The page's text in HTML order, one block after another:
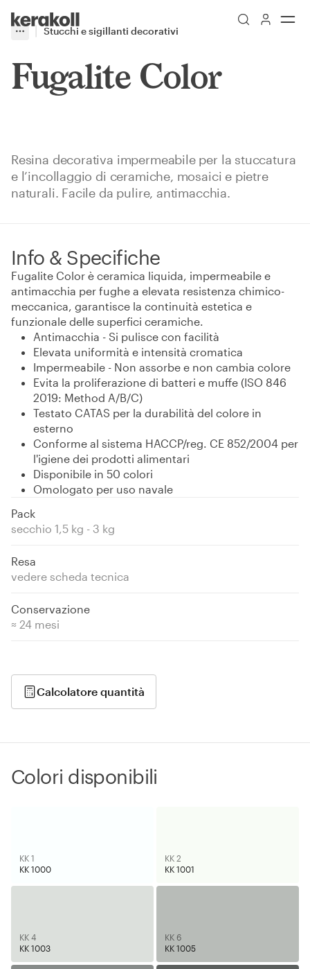
Go to Homepage
More
Toggle menu
Stucchi e sigillanti decorativi
Fugalite Color
Resina decorativa impermeabile per la stuccatura
e l’incollaggio di ceramiche, mosaici e pietre
naturali. Facile da pulire, antimacchia.
Info & Specifiche
Fugalite Color è ceramica liquida, impermeabile e
antimacchia per fughe a elevata resistenza chimico-
meccanica, garantisce la continuità estetica e
funzionale delle superfici ceramiche.
Antimacchia - Si pulisce con facilità
Elevata uniformità e intensità cromatica
Impermeabile - Non assorbe e non cambia colore
Evita la proliferazione di batteri e muffe (ISO 846
2019: Method A/B/C)
Testato CATAS per la durabilità del colore in
esterno
Conforme al sistema HACCP/reg. CE 852/2004 per
l'igiene dei prodotti alimentari
Disponibile in 50 colori
Omologato per uso navale
Pack
secchio 1,5 kg - 3 kg
Resa
vedere scheda tecnica
Conservazione
≈ 24 mesi
Calcolatore quantità
Colori disponibili
KK 1
KK 1000
KK 2
KK 1001
KK 4
KK 1003
KK 6
KK 1005